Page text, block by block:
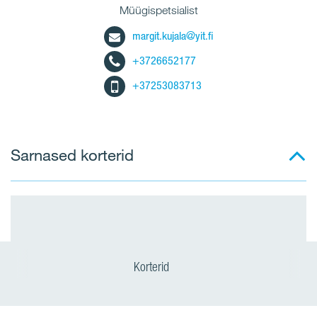
Müügispetsialist
margit.kujala@yit.fi
+3726652177
+37253083713
Sarnased korterid
Korterid